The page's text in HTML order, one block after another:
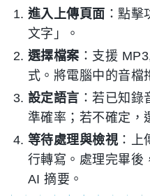
進入上傳頁面 ：點
文字」。
選擇檔案 ：支援
式。將電腦中的音檔
設定語言 ：若已知
準確率；若不確定，
等待處理與檢視：上
行轉寫。處理完畢後
AI 摘要。